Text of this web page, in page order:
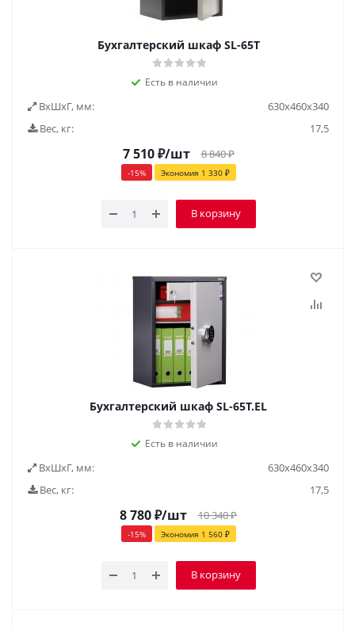
Бухгалтерский шкаф SL-65Т
Есть в наличии
ВxШxГ, мм:
630x460x340
Вес, кг:
17,5
7 510₽/шт 8 840₽
-15% Экономия 1 330₽
В корзину
Бухгалтерский шкаф SL-65Т.EL
Есть в наличии
ВxШxГ, мм:
630x460x340
Вес, кг:
17,5
8 780₽/шт 10 340₽
-15% Экономия 1 560₽
В корзину